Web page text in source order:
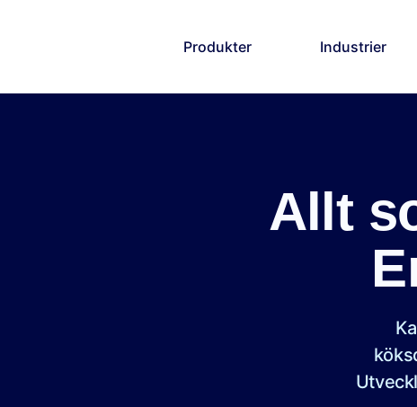
Produkter Industrier
Allt